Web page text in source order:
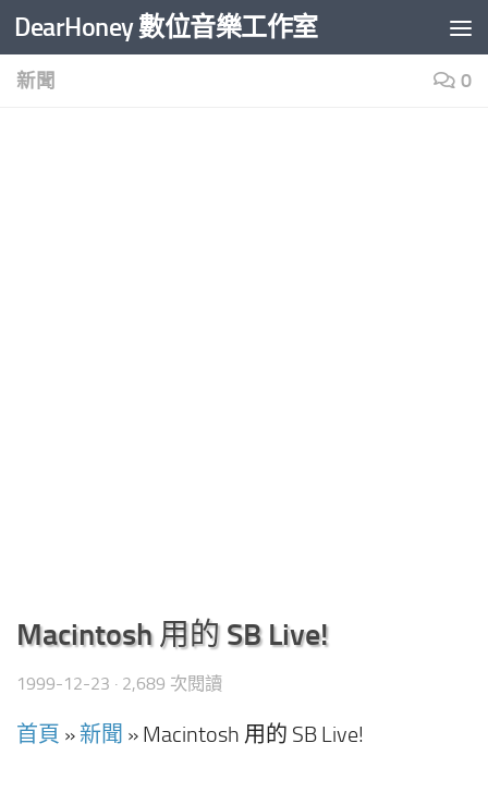
Skip to content
DearHoney 數位音樂工作室
新聞 0
Macintosh 用的 SB Live!
1999-12-23 · 2,689 次閱讀
首頁 » 新聞 » Macintosh 用的 SB Live!